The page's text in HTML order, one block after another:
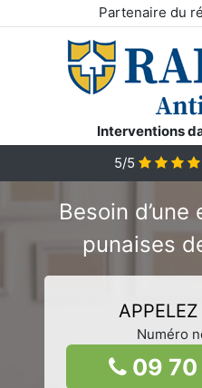
Partenaire du
Interventions
5/5
Besoin
punaises
Numéro
09 70